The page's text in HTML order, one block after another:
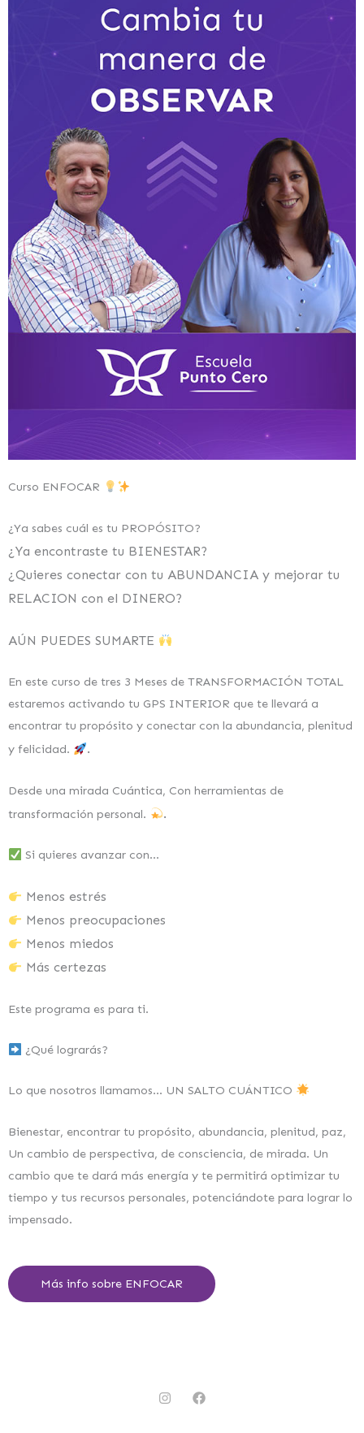
Curso ENFOCAR
¿Ya sabes cuál es tu PROPÓSITO?
¿Ya encontraste tu BIENESTAR?
¿Quieres conectar con tu ABUNDANCIA y mejorar tu
RELACION con el DINERO?
AÚN PUEDES SUMARTE
En este curso de tres 3 Meses de TRANSFORMACIÓN TOTAL
estaremos activando tu GPS INTERIOR que te llevará a
encontrar tu propósito y conectar con la abundancia, plenitud
y felicidad.
.
Desde una mirada Cuántica, Con herramientas de
transformación personal.
.
Si quieres avanzar con…
Menos estrés
Menos preocupaciones
Menos miedos
Más certezas
Este programa es para ti.
¿Qué lograrás?
Lo que nosotros llamamos… UN SALTO CUÁNTICO
Bienestar, encontrar tu propósito, abundancia, plenitud, paz,
Un cambio de perspectiva, de consciencia, de mirada. Un
cambio que te dará más energía y te permitirá optimizar tu
tiempo y tus recursos personales, potenciándote para lograr lo
impensado.
Más info sobre ENFOCAR
I
n
F
a